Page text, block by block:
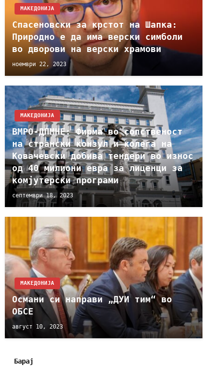
МАКЕДОНИЈА
Спасеновски за крстот на Шапка:
Природно е да има верски симболи
во дворови на верски храмови
ноември 22, 2023
МАКЕДОНИЈА
ВМРО-ДПМНЕ: Фирма во сопственост
на странски конзул и колега на
Ковачевски добива тендери во износ
од 40 милиони евра за лиценци за
комјутерски програми
септември 18, 2023
МАКЕДОНИЈА
Османи си направи „ДУИ тим“ во
ОБСЕ
август 10, 2023
Барај